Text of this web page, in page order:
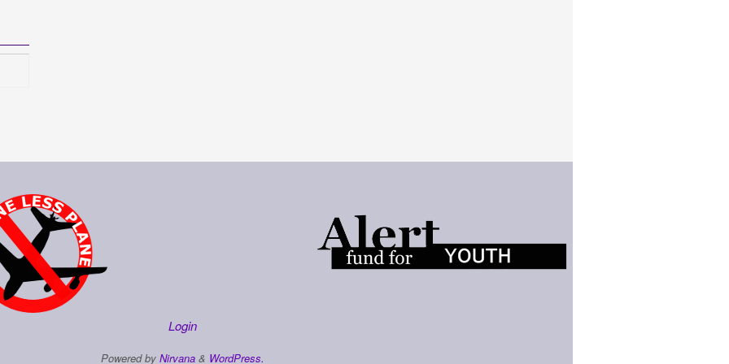
Login
Powered by Nirvana& WordPress.